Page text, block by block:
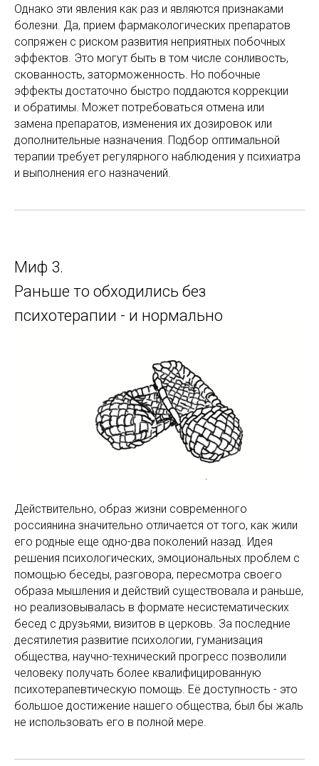
Однако эти явления как раз и являются признаками
болезни. Да, прием фармакологических препаратов
сопряжен с риском развития неприятных побочных
эффектов. Это могут быть в том числе сонливость,
скованность, заторможенность. Но побочные
эффекты достаточно быстро поддаются коррекции
и обратимы. Может потребоваться отмена или
замена препаратов, изменения их дозировок или
дополнительные назначения. Подбор оптимальной
терапии требует регулярного наблюдения у психиатра
и выполнения его назначений.
Миф 3.
Раньше то обходились без
психотерапии - и нормально
Действительно, образ жизни современного
россиянина значительно отличается от того, как жили
его родные еще одно-два поколений назад. Идея
решения психологических, эмоциональных проблем с
помощью беседы, разговора, пересмотра своего
образа мышления и действий существовала и раньше,
но реализовывалась в формате несистематических
бесед с друзьями, визитов в церковь. За последние
десятилетия развитие психологии, гуманизация
общества, научно-технический прогресс позволили
человеку получать более квалифицированную
психотерапевтическую помощь. Её доступность - это
большое достижение нашего общества, был бы жаль
не использовать его в полной мере.